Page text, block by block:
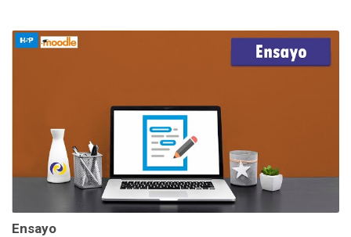
Ensayo